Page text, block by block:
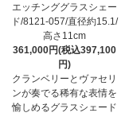
エッチンググラスシェー
ド/8121-057/直径約15.1/
高さ11cm
361,000円(税込397,100
円)
クランベリーとヴァセリ
ンが奏でる稀有な表情を
愉しめるグラスシェード